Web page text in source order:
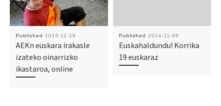
Published 2015-11-16
AEKn euskara irakasle
izateko oinarrizko
ikastaroa, online
Published 2014-11-06
Euskahaldundu! Korrika
19 euskaraz